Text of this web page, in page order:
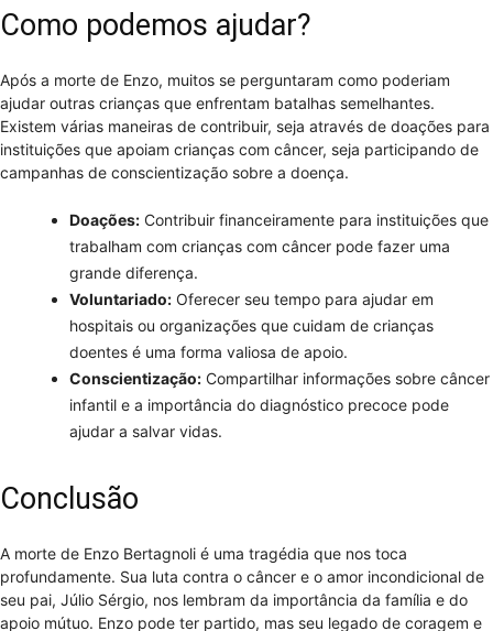
Como podemos ajudar?
Após a morte de Enzo, muitos se perguntaram como poderiam
ajudar outras crianças que enfrentam batalhas semelhantes.
Existem várias maneiras de contribuir, seja através de doações para
instituições que apoiam crianças com câncer, seja participando de
campanhas de conscientização sobre a doença.
Doações: Contribuir financeiramente para instituições que
trabalham com crianças com câncer pode fazer uma
grande diferença.
Voluntariado: Oferecer seu tempo para ajudar em
hospitais ou organizações que cuidam de crianças
doentes é uma forma valiosa de apoio.
Conscientização: Compartilhar informações sobre câncer
infantil e a importância do diagnóstico precoce pode
ajudar a salvar vidas.
Conclusão
A morte de Enzo Bertagnoli é uma tragédia que nos toca
profundamente. Sua luta contra o câncer e o amor incondicional de
seu pai, Júlio Sérgio, nos lembram da importância da família e do
apoio mútuo. Enzo pode ter partido, mas seu legado de coragem e